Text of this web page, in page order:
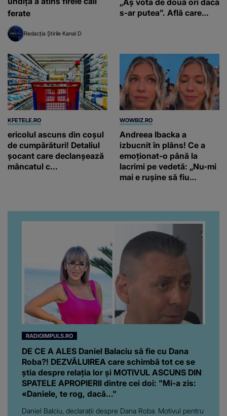
ferate
Redacția Știrile Kanal D
s-ar putea”. Află care
19:00, la Kanal D
KFETELE.RO
ericolul ascuns din coșul
de cumpărături! Detaliul
șocant care declanșează
mâncatul c...
WOWBIZ.RO
Andreea Ibacka a
izbucnit în plâns! Ce a
emoționat-o până la
lacrimi pe vedetă: „Nu-mi
mai e rușine să fiu
RADIOIMPULS.RO
DE CE A ALES Daniel Balaciu să fie cu Dana
Roba?! DEZVĂLUIREA care schimbă tot ce se
știa despre relația lor și MOTIVUL ASCUNS DIN
SPATELE APROPIERII dintre cei doi: "Mi-a zis:
«Daniele, te rog, dacă..."
Daniel Balciu, declarații despre Dana Roba. Motivul pentru